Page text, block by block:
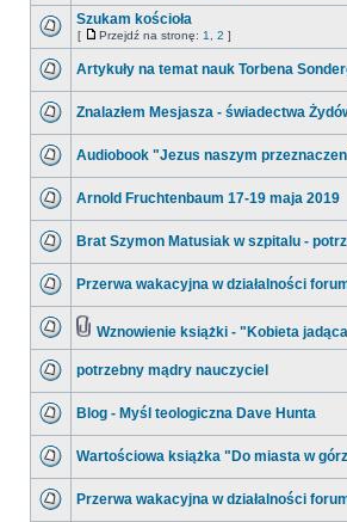
Szukam kościoła
[ Przejdź na stronę: 1 2 ]
Artykuły na temat nauk Torbena
Znalazłem Mesjasza - świadectwa
Audiobook "Jezus naszym
Arnold Fruchtenbaum 17-19 maja 2019
Brat Szymon Matusiak w szpitalu -
Przerwa wakacyjna w działalności
Wznowienie książki - "Kobieta
potrzebny mądry nauczyciel
Blog - Myśl teologiczna Dave Hunta
Wartościowa książka "Do miasta w
Przerwa wakacyjna w działalności